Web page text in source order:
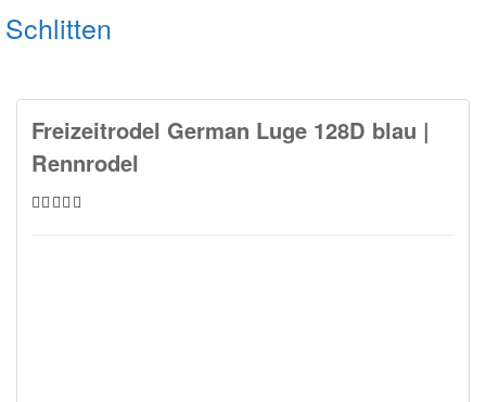
Schlitten
Freizeitrodel German Luge 128D blau |
Rennrodel